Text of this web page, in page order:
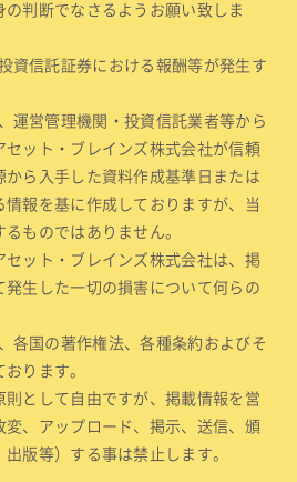
の判断でなさるようお願い致しま
資信託証券における報酬等が発生す
運営管理機関・投資信託業者等から
セット・ブレインズ株式会社が信頼
から入手した資料作成基準日または
報を基に作成しておりますが、当
ものではありません。
セット・ブレインズ株式会社は、掲
発生した一切の損害について何らの
各国の著作権法、各種条約およびそ
ります。
則として自由ですが、掲載情報を営
変、アップロード、掲示、送信、頒
版等）する事は禁止します。